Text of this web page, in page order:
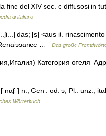
fine del XIV sec. e diffusosi in
di italiano
das; [s] <aus it.
…
Das große
Категория отеля:
naʃi ] n.; Gen.: od. s; Pl.: unz.;
Wörterbuch